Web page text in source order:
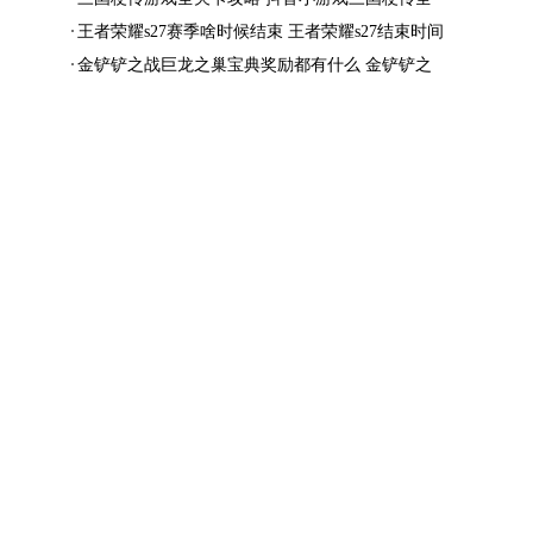
结局一览
王者荣耀s27赛季啥时候结束 王者荣耀s27结束时间
金铲铲之战巨龙之巢宝典奖励都有什么 金铲铲之